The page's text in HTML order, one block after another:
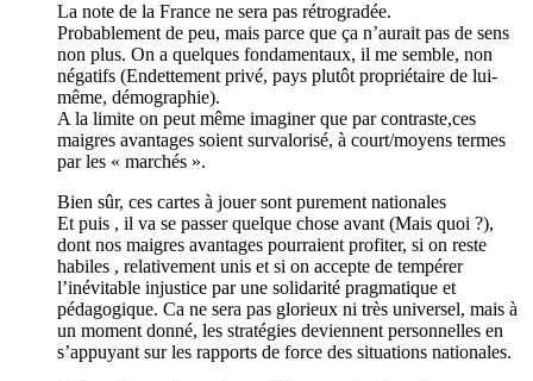
La note de la France ne sera pas rétrogradée.
Probablement de peu, mais parce que ça n’aurait pas de sens
non plus. On a quelques fondamentaux, il me semble, non
négatifs (Endettement privé, pays plutôt propriétaire de lui-
même, démographie).
A la limite on peut même imaginer que par contraste,ces
maigres avantages soient survalorisé, à court/moyens termes
par les « marchés ».
Bien sûr, ces cartes à jouer sont purement nationales
Et puis , il va se passer quelque chose avant (Mais quoi ?),
dont nos maigres avantages pourraient profiter, si on reste
habiles , relativement unis et si on accepte de tempérer
l’inévitable injustice par une solidarité pragmatique et
pédagogique. Ca ne sera pas glorieux ni très universel, mais à
un moment donné, les stratégies deviennent personnelles en
s’appuyant sur les rapports de force des situations nationales.